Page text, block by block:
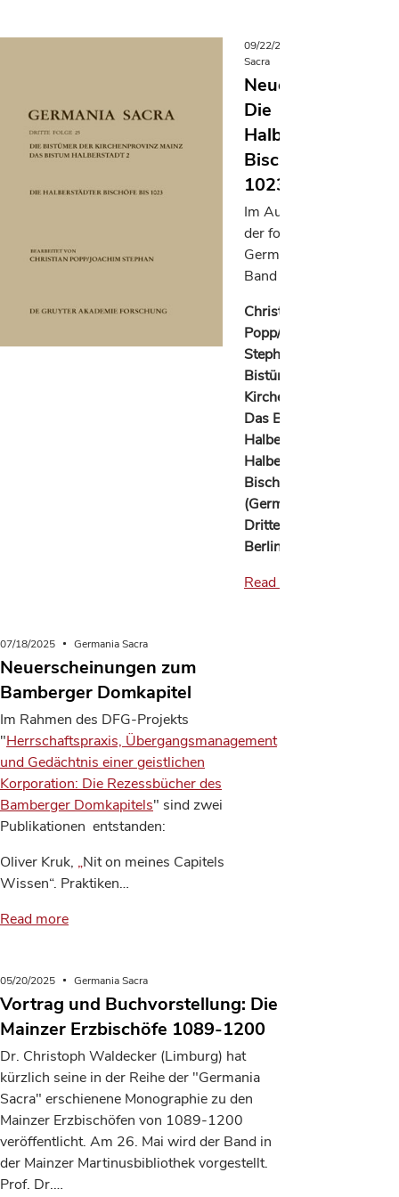
09/22/2025
Sacra
Neuerscheinung:
Die
Halberstädter
Bischöfe bis
1023
Im August 2025 ist
der folgende
Germania-Sacra-
Band erschienen:
Christian
Popp/Joachim
Stephan, Die
Bistümer der
Kirchenprovinz Mainz.
Das Bistum
Halberstadt 2: Die
Halberstädter
Bischöfe bis 1023
(Germania Sacra.
Dritte Folge 25),
Berlin/Boston…
Read more
07/18/2025 Germania Sacra
Neuerscheinungen zum
Bamberger Domkapitel
Im Rahmen des DFG-Projekts
"Herrschaftspraxis, Übergangsmanagement
und Gedächtnis einer geistlichen
Korporation: Die Rezessbücher des
Bamberger Domkapitels" sind zwei
Publikationen entstanden:
Oliver Kruk, „Nit on meines Capitels
Wissen“. Praktiken…
Read more
05/20/2025 Germania Sacra
Vortrag und Buchvorstellung: Die
Mainzer Erzbischöfe 1089-1200
Dr. Christoph Waldecker (Limburg) hat
kürzlich seine in der Reihe der "Germania
Sacra" erschienene Monographie zu den
Mainzer Erzbischöfen von 1089-1200
veröffentlicht. Am 26. Mai wird der Band in
der Mainzer Martinusbibliothek vorgestellt.
Prof. Dr.…